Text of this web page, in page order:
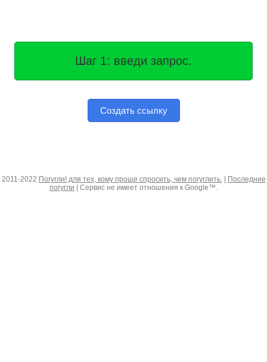
Шаг 1: введи запрос.
Создать ссылку
2011-2022 Погугли! для тех, кому проще спросить, чем погуглить.|
Последние
погугли | Сервис не имеет отношения к Google™.